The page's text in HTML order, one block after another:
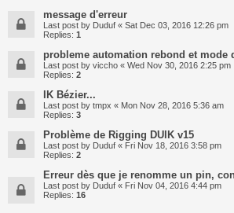
message d'erreur
Last post by Duduf « Sat Dec 03, 2016 12:26 pm
Replies: 1
probleme automation rebond et mode
Last post by viccho « Wed Nov 30, 2016 2:25 pm
Replies: 2
IK Bézier...
Last post by tmpx « Mon Nov 28, 2016 5:36 am
Replies: 3
Problème de Rigging DUIK v15
Last post by Duduf « Fri Nov 18, 2016 3:58 pm
Replies: 2
Erreur dès que je renomme un pin,
Last post by Duduf « Fri Nov 04, 2016 4:44 pm
Replies: 16